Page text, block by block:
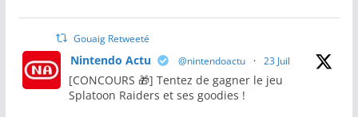
Gouaig Retweeté
Nintendo Actu @nintendoactu · 23 Juil
[CONCOURS 🎁] Tentez de gagner le jeu
Splatoon Raiders et ses goodies !